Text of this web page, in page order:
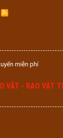
R
S
miễn phí
VẶT - RAO VẶT